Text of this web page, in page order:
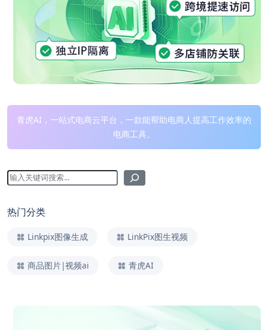
青虎AI，一站式电商云平台，一款能帮助电商人提高工作效率的
电商工具。
热门分类
Linkpix图像生成 LinkPix图生视频
商品图片|视频ai 青虎AI